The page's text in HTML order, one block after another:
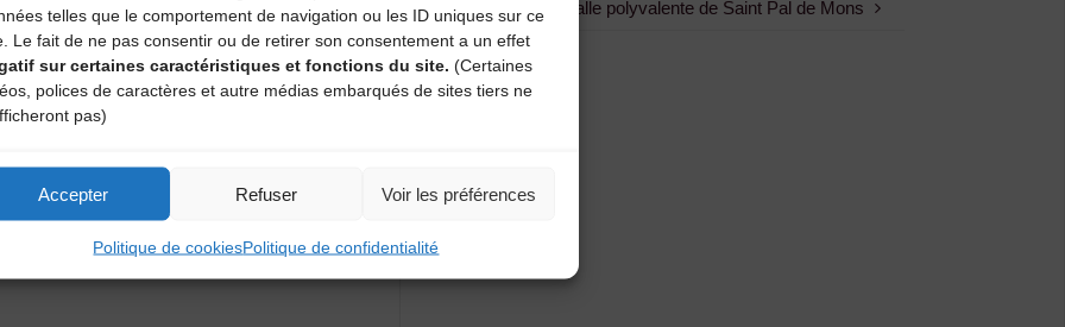
telles que le comportement de navigation ou les ID uniques sur ce
Le fait de ne pas consentir ou de retirer son consentement a un effet
sur certaines caractéristiques et fonctions du site. (Certaines
polices de caractères et autre médias embarqués de sites tiers ne
pas)
Accepter Refuser Voir les préférences
Politique de cookiesPolitique de confidentialité
Salle polyvalente de Saint Pal de Mons
obligatoires sont indiqués avec